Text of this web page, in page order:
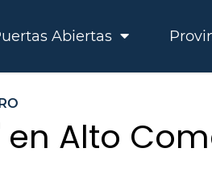
Abiertas
Alto